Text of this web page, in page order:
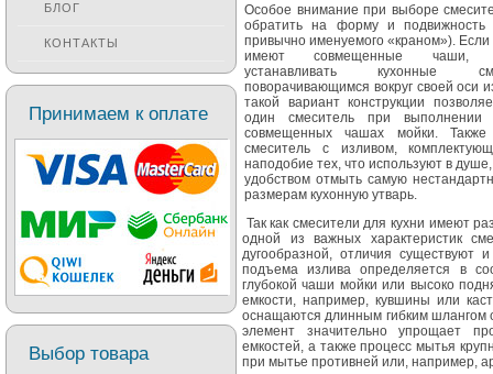
Особое внимание при выборе
обратить на форму и подвижность
привычно именуемого «краном»). Если
имеют совмещенные чаши,
устанавливать кухонные
поворачивающимся вокруг своей оси
такой вариант конструкции
один смеситель при
совмещенных чашах мойки.
смеситель с изливом,
наподобие тех, что используют в
удобством отмыть самую
размерам кухонную утварь.
Так как смесители для кухни имеют
одной из важных характеристик
дугообразной, отличия существуют
подъема излива определяется в
глубокой чаши мойки или высоко
емкости, например, кувшины или
оснащаются длинным гибким шлангом
элемент значительно упрощает
емкостей, а также процесс мытья
при мытье противней или, например,
БЛОГ
КОНТАКТЫ
Принимаем к оплате
Выбор товара